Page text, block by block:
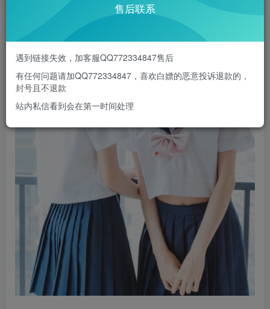
售后联系
遇到链接失效，加客服QQ772334847售后
有任何问题请加QQ772334847，喜欢白嫖的恶意投诉退款的，
封号且不退款
站内私信看到会在第一时间处理